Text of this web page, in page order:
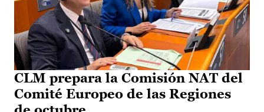
CLM prepara la Comisión NAT del
Comité Europeo de las Regiones